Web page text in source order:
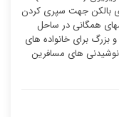
این هتل پاتفیندر ویو 52 دارای بالکن جهت سپری کردن
همگانی در ساحل
متوسط و بزرگ برای خانواده های
های مسافرین